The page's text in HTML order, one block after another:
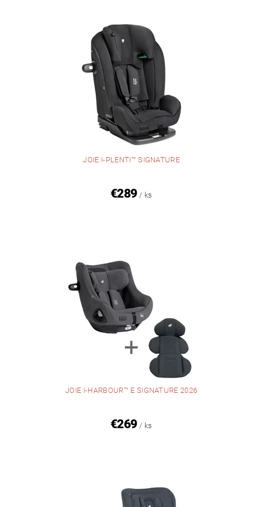
JOIE I-PLENTI™ SIGNATURE
€289 / ks
JOIE I-HARBOUR™ E SIGNATURE 2026
€269 / ks